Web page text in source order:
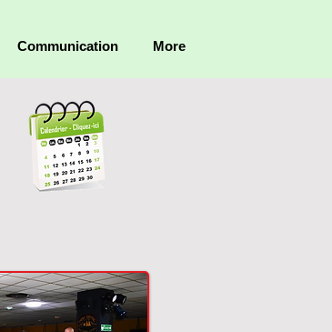
Communication More